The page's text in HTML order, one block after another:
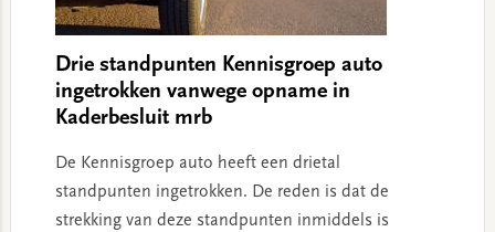
Drie standpunten Kennisgroep auto
ingetrokken vanwege opname in
Kaderbesluit mrb
De Kennisgroep auto heeft een drietal
standpunten ingetrokken. De reden is dat de
strekking van deze standpunten inmiddels is